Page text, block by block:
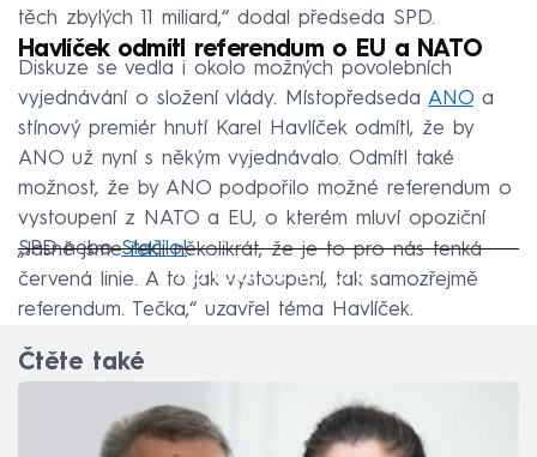
těch zbylých 11 miliard,“ dodal předseda SPD.
Havlíček odmítl referendum o EU a NATO
Diskuze se vedla i okolo možných povolebních
vyjednávání o složení vlády. Místopředseda ANO a
stínový premiér hnutí Karel Havlíček odmítl, že by
ANO už nyní s někým vyjednávalo. Odmítl také
možnost, že by ANO podpořilo možné referendum o
vystoupení z NATO a EU, o kterém mluví opoziční
SPD neboStačilo!.
Failed to fetch
„Jasně jsme řekli několikrát, že je to pro nás tenká
červená linie. A to jak vystoupení, tak samozřejmě
referendum. Tečka,“ uzavřel téma Havlíček.
Čtěte také